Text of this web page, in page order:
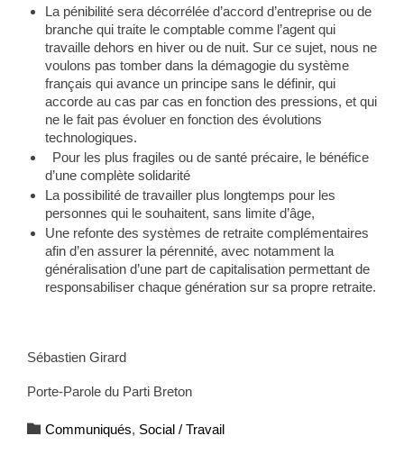
La pénibilité sera décorrélée d’accord d’entreprise ou de
branche qui traite le comptable comme l’agent qui
travaille dehors en hiver ou de nuit. Sur ce sujet, nous ne
voulons pas tomber dans la démagogie du système
français qui avance un principe sans le définir, qui
accorde au cas par cas en fonction des pressions, et qui
ne le fait pas évoluer en fonction des évolutions
technologiques.
Pour les plus fragiles ou de santé précaire, le bénéfice
d’une complète solidarité
La possibilité de travailler plus longtemps pour les
personnes qui le souhaitent, sans limite d’âge,
Une refonte des systèmes de retraite complémentaires
afin d’en assurer la pérennité, avec notamment la
généralisation d’une part de capitalisation permettant de
responsabiliser chaque génération sur sa propre retraite.
Sébastien Girard
Porte-Parole du Parti Breton
 Category
Communiqués, Social / Travail